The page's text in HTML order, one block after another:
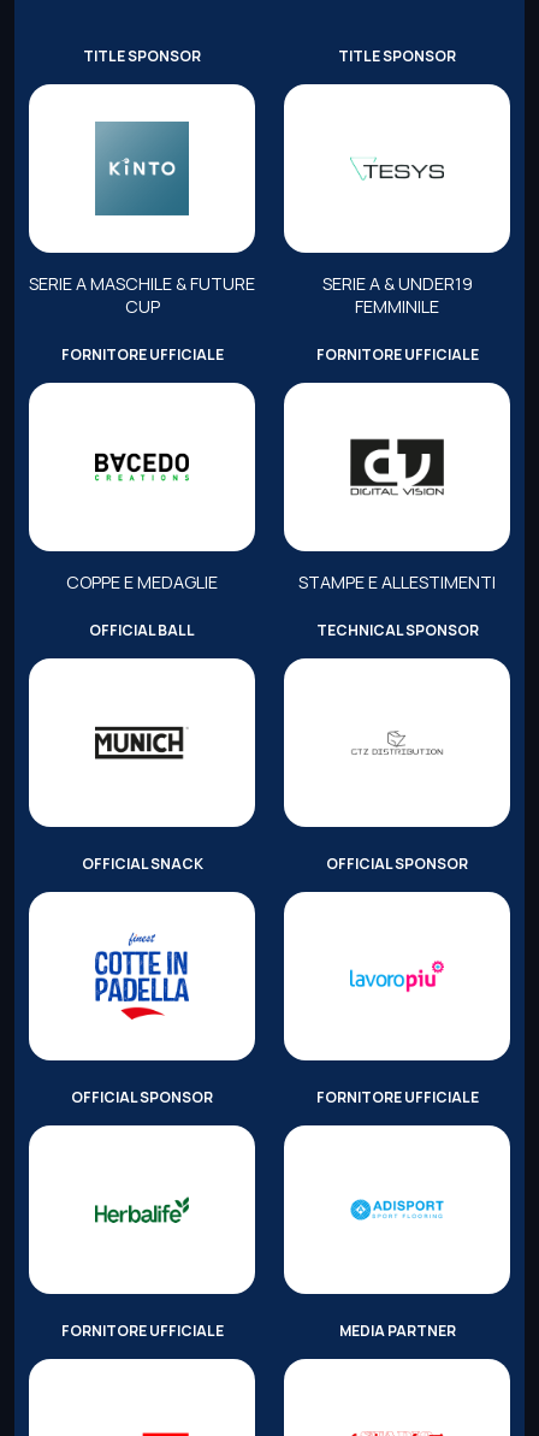
TITLE SPONSOR
SERIE A MASCHILE & FUTURE
CUP
TITLE SPONSOR
SERIE A & UNDER19
FEMMINILE
FORNITORE UFFICIALE
COPPE E MEDAGLIE
FORNITORE UFFICIALE
STAMPE E ALLESTIMENTI
OFFICIAL BALL TECHNICAL SPONSOR
OFFICIAL SNACK OFFICIAL SPONSOR
OFFICIAL SPONSOR FORNITORE UFFICIALE
FORNITORE UFFICIALE MEDIA PARTNER